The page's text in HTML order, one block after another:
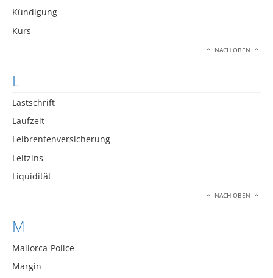
Kündigung
Kurs
NACH OBEN
L
Lastschrift
Laufzeit
Leibrentenversicherung
Leitzins
Liquidität
NACH OBEN
M
Mallorca-Police
Margin